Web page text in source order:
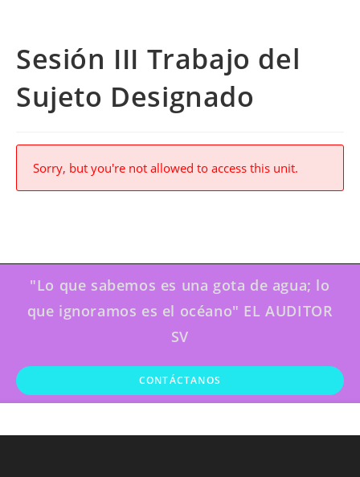
Sesión III Trabajo del
Sujeto Designado
Sorry, but you're not allowed to access this unit.
"Lo que sabemos es una gota de agua; lo
que ignoramos es el océano" EL AUDITOR
SV
CONTÁCTANOS